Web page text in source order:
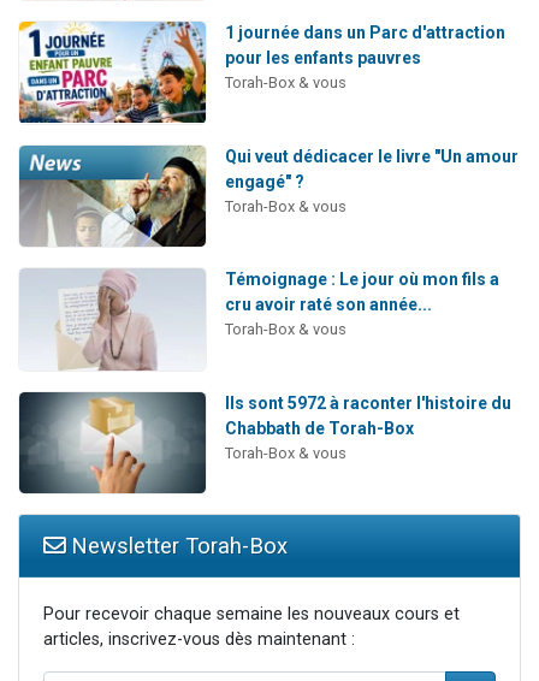
1 journée dans un Parc d'attraction
pour les enfants pauvres
Torah-Box & vous
Qui veut dédicacer le livre "Un amour
engagé" ?
Torah-Box & vous
Témoignage : Le jour où mon fils a
cru avoir raté son année...
Torah-Box & vous
Ils sont 5972 à raconter l'histoire du
Chabbath de Torah-Box
Torah-Box & vous
Newsletter Torah-Box
Pour recevoir chaque semaine les nouveaux cours et
articles, inscrivez-vous dès maintenant :